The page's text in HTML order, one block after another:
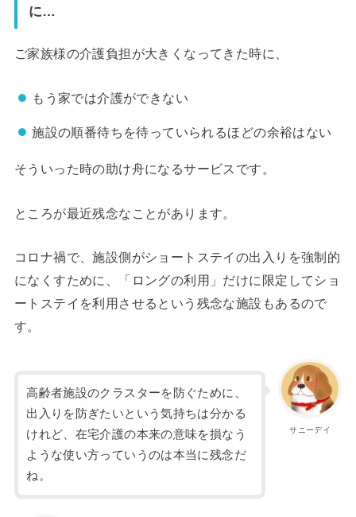
に…
ご家族様の介護負担が大きくなってきた時に、
もう家では介護ができない
施設の順番待ちを待っていられるほどの余裕はない
そういった時の助け舟になるサービスです。
ところが最近残念なことがあります。
コロナ禍で、施設側がショートステイの出入りを強制的
になくすために、「ロングの利用」だけに限定してショ
ートステイを利用させるという残念な施設もあるので
す。
サニーデイ
高齢者施設のクラスターを防ぐために、
出入りを防ぎたいという気持ちは分かる
けれど、在宅介護の本来の意味を損なう
ような使い方っていうのは本当に残念だ
ね。